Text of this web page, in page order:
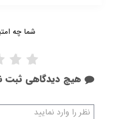
هیچ دیدگاهی ثبت
شما چه